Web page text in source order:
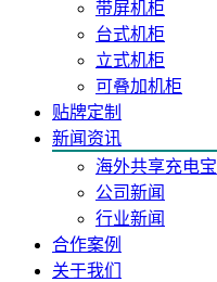
带屏机柜
台式机柜
立式机柜
可叠加机柜
贴牌定制
新闻资讯
海外共享充电宝
公司新闻
行业新闻
合作案例
关于我们